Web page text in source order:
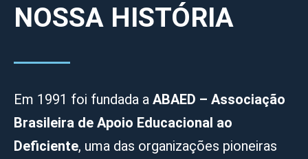
NOSSA HISTÓRIA
Em 1991 foi fundada a ABAED – Associação
Brasileira de Apoio Educacional ao
Deficiente, uma das organizações pioneiras